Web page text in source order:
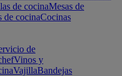
de cocinaMesas de
de cocinaCocinas
de
Vinos y
VajillaBandejas